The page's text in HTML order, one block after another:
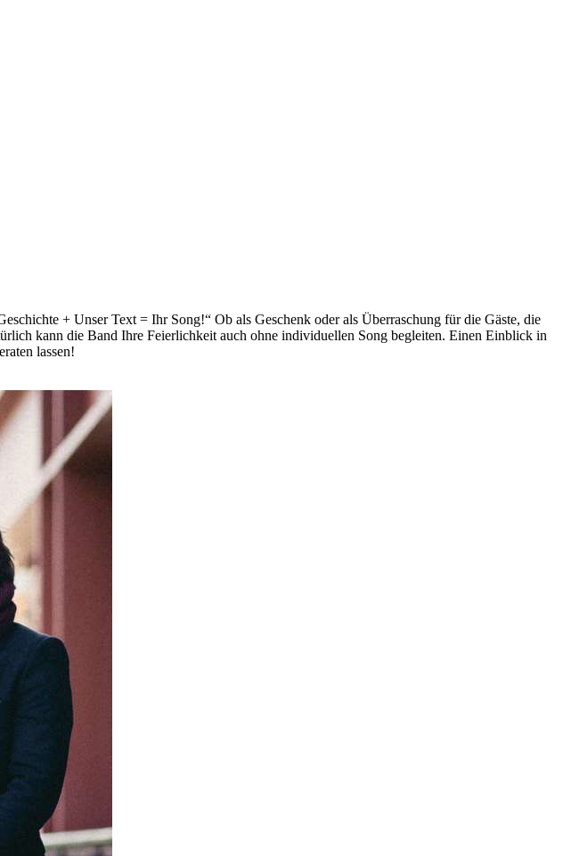
+ Unser Text = Ihr Song!“ Ob als Geschenk oder als Überraschung für die Gäste, die
kann die Band Ihre Feierlichkeit auch ohne individuellen Song begleiten. Einen Einblick in
lassen!